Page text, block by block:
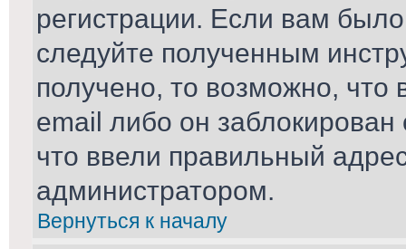
регистрации. Если вам
следуйте полученным
получено, то возможно,
email либо он
что ввели правильный
администратором.
Вернуться к началу